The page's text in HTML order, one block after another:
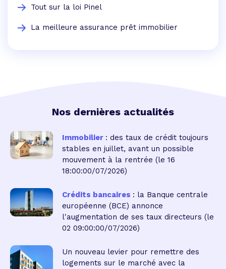
Tout sur la loi Pinel
La meilleure assurance prêt immobilier
Nos dernières actualités
Immobilier : des taux de crédit toujours
stables en juillet, avant un possible
mouvement à la rentrée (le 16
18:00:00/07/2026)
Crédits bancaires : la Banque centrale
européenne (BCE) annonce
l'augmentation de ses taux directeurs (le
02 09:00:00/07/2026)
Un nouveau levier pour remettre des
logements sur le marché avec la